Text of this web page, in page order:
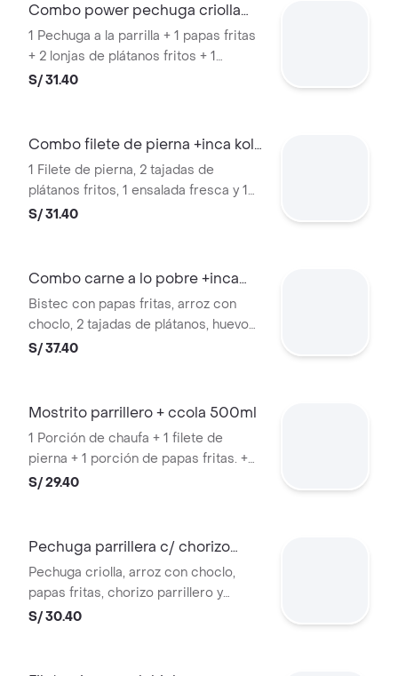
Combo power pechuga criolla
+inca kola
1 Pechuga a la parrilla + 1 papas fritas
+ 2 lonjas de plátanos fritos + 1
porción de arroz. + gaseosa inca kola
S/ 31.40
Combo filete de pierna +inca kola
orig
1 Filete de pierna, 2 tajadas de
plátanos fritos, 1 ensalada fresca y 1
porción de papas parrilleras. +
S/ 31.40
Combo carne a lo pobre +inca
kola orig
Bistec con papas fritas, arroz con
choclo, 2 tajadas de plátanos, huevo
frito + gaseosa inca kola orig 500ml
S/ 37.40
Mostrito parrillero + ccola 500ml
1 Porción de chaufa + 1 filete de
pierna + 1 porción de papas fritas. +
gaseosa
S/ 29.40
Pechuga parrillera c/ chorizo
+coca cola
Pechuga criolla, arroz con choclo,
papas fritas, chorizo parrillero y
salsas a elección + gaseosa cocacola
S/ 30.40